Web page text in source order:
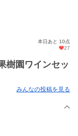
本日あと 10点
27
樹園ワインセッ
みんなの投稿を見る